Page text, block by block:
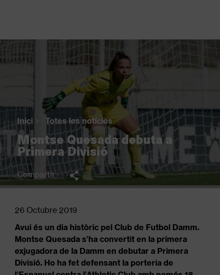
to
Fil
d'Ariadna
Inici > Totes les notícies
Montse Quesada debuta a
Primera Divisió
Compartir
26 Octubre 2019
Avui és un dia històric pel Club de Futbol Damm.
Montse Quesada s’ha convertit en la primera
exjugadora de la Damm en debutar a Primera
Divisió. Ho ha fet defensant la porteria de